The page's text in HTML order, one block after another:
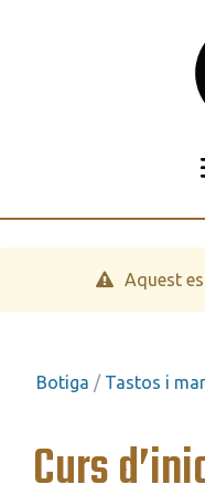
Aquest
Botiga / Tastos i
Curs